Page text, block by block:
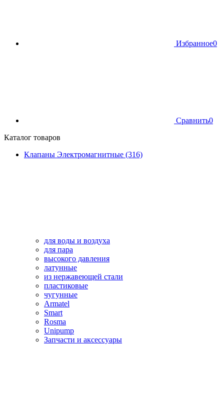
Избранное0
Сравнить0
Каталог товаров
Клапаны Электромагнитные (316)
для воды и воздуха
для пара
высокого давления
латунные
из нержавеющей стали
пластиковые
чугунные
Armatel
Smart
Rosma
Unipump
Запчасти и аксессуары